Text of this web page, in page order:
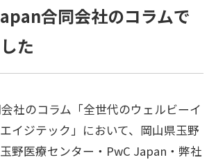
サルティング
向上研修
ラシー研修
くり研修
ル研修
合同会社のコラムで
た
社のコラム「全世代のウェルビーイ
イジテック」において、岡山県玉野
野医療センター・PwC Japan・弊社